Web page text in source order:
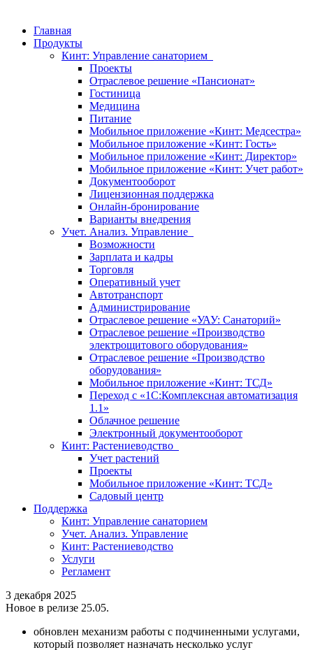
Главная
Продукты
Кинт: Управление санаторием
Проекты
Отраслевое решение «Пансионат»
Гостиница
Медицина
Питание
Мобильное приложение «Кинт: Медсестра»
Мобильное приложение «Кинт: Гость»
Мобильное приложение «Кинт: Директор»
Мобильное приложение «Кинт: Учет работ»
Документооборот
Лицензионная поддержка
Онлайн-бронирование
Варианты внедрения
Учет. Анализ. Управление
Возможности
Зарплата и кадры
Торговля
Оперативный учет
Автотранспорт
Администрирование
Отраслевое решение «УАУ: Санаторий»
Отраслевое решение «Производство
электрощитового оборудования»
Отраслевое решение «Производство
оборудования»
Мобильное приложение «Кинт: ТСД»
Переход с «1С:Комплексная автоматизация
1.1»
Облачное решение
Электронный документооборот
Кинт: Растениеводство
Учет растений
Проекты
Мобильное приложение «Кинт: ТСД»
Садовый центр
Поддержка
Кинт: Управление санаторием
Учет. Анализ. Управление
Кинт: Растениеводство
Услуги
Регламент
3 декабря 2025
Новое в релизе 25.05.
обновлен механизм работы с подчиненными услугами,
который позволяет назначать несколько услуг